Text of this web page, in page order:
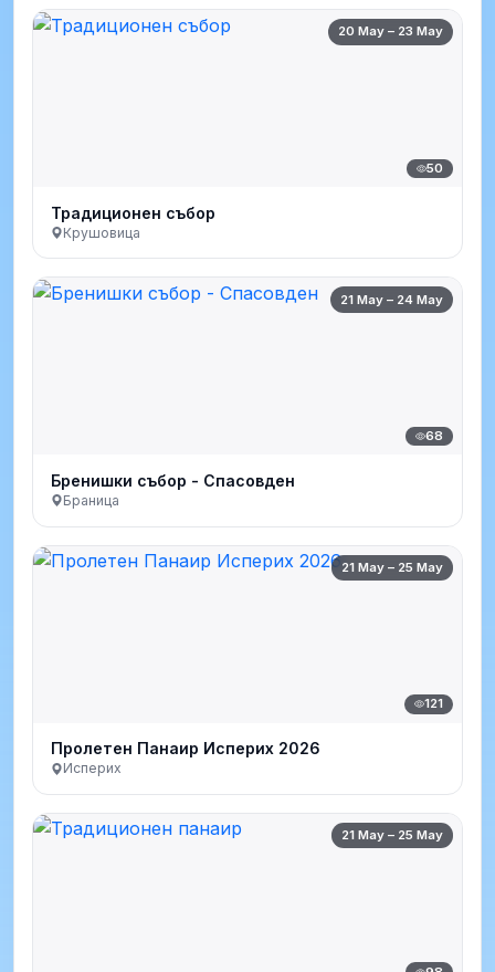
20 May – 23 May
50
Традиционен събор
Крушовица
21 May – 24 May
68
Бренишки събор - Спасовден
Браница
21 May – 25 May
121
Пролетен Панаир Исперих 2026
Исперих
21 May – 25 May